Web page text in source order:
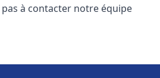
pas à contacter notre équipe